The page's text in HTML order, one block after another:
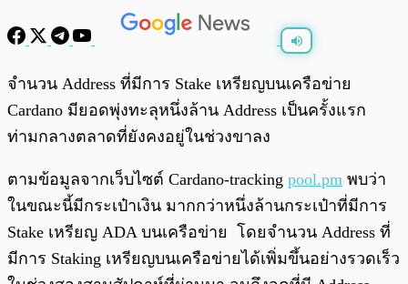
0:00 /
จำนวน Address ที่มีการ Stake เหรียญบนเครือข่าย
Cardano มียอดพุ่งทะลุหนึ่งล้าน Address เป็นครั้งแรก
ท่ามกลางตลาดที่ยังคงอยู่ในช่วงขาลง
ตามข้อมูลจากเว็บไซต์ Cardano-tracking pool.pm พบว่า
ในขณะนี้มีกระเป๋าเงิน มากกว่าหนึ่งล้านกระเป๋าที่มีการ
Stake เหรียญ ADA บนเครือข่าย โดยจำนวน Address ที่
มีการ Staking เหรียญบนเครือข่ายได้เพิ่มขึ้นอย่างรวดเร็ว